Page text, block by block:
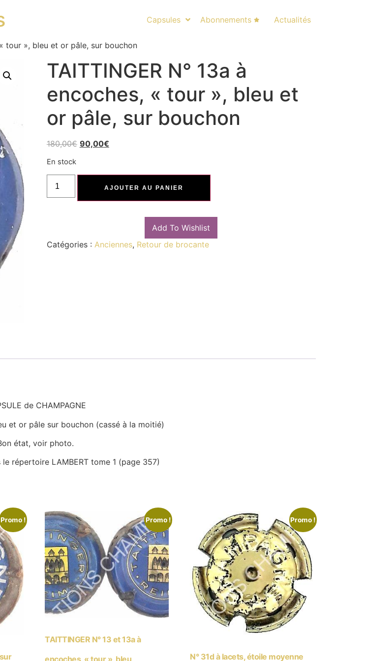
Capsules Abonnements Actualités
tour », bleu et or pâle, sur bouchon
TAITTINGER N° 13a à
encoches, « tour », bleu et
or pâle, sur bouchon
180,00€ 90,00€
En stock
AJOUTER AU PANIER
Add To Wishlist
Catégories : Anciennes, Retour de brocante
de CHAMPAGNE
et or pâle sur bouchon (cassé à la moitié)
état, voir photo.
le répertoire LAMBERT tome 1 (page 357)
Promo ! Promo !
TAITTINGER N° 13 et 13a à
Promo !
N° 31d à lacets, étoile moyenne